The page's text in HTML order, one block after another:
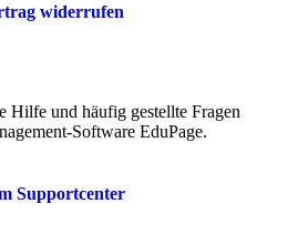
widerrufen
Hilfe und häufig gestellte Fragen
Software EduPage.
Supportcenter